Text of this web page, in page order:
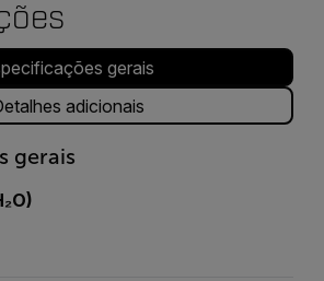
gerais
adicionais
gerais